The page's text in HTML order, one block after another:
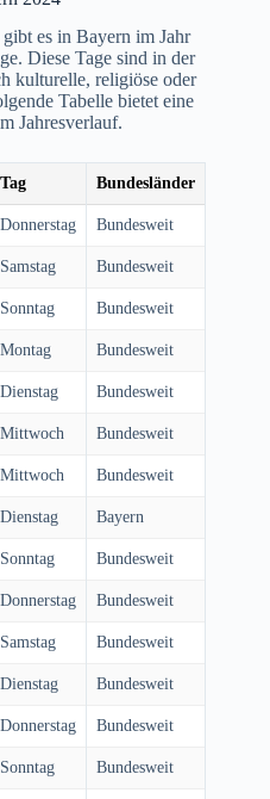
es in Bayern im Jahr
Diese Tage sind in der
kulturelle, religiöse oder
Tabelle bietet eine
Jahresverlauf.
Tag Bundesländer
Donnerstag Bundesweit
Samstag Bundesweit
Sonntag Bundesweit
Montag Bundesweit
Dienstag Bundesweit
Mittwoch Bundesweit
Mittwoch Bundesweit
Dienstag Bayern
Sonntag Bundesweit
Donnerstag Bundesweit
Samstag Bundesweit
Dienstag Bundesweit
Donnerstag Bundesweit
Sonntag Bundesweit